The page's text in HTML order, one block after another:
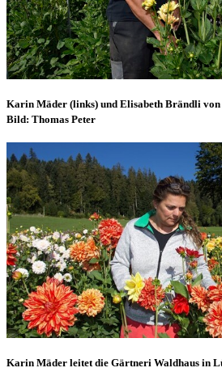
Karin Mäder (links) und Elisabeth Brändli
Bild: Thomas Peter
Karin Mäder leitet die Gärtneri Waldhaus in